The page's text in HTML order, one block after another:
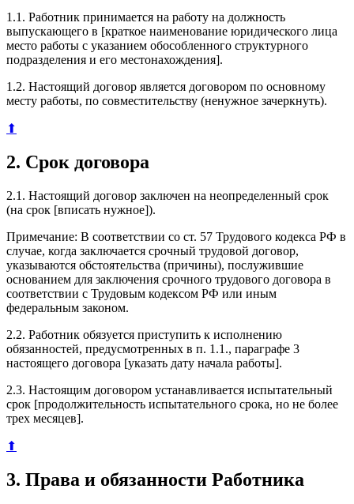
1.1. Работник принимается на работу на должность
выпускающего в [краткое наименование юридического лица
место работы с указанием обособленного структурного
подразделения и его местонахождения].
1.2. Настоящий договор является договором по основному
месту работы, по совместительству (ненужное зачеркнуть).
⬆
2. Срок договора
2.1. Настоящий договор заключен на неопределенный срок
(на срок [вписать нужное]).
Примечание: В соответствии со ст. 57 Трудового кодекса РФ в
случае, когда заключается срочный трудовой договор,
указываются обстоятельства (причины), послужившие
основанием для заключения срочного трудового договора в
соответствии с Трудовым кодексом РФ или иным
федеральным законом.
2.2. Работник обязуется приступить к исполнению
обязанностей, предусмотренных в п. 1.1., параграфе 3
настоящего договора [указать дату начала работы].
2.3. Настоящим договором устанавливается испытательный
срок [продолжительность испытательного срока, но не более
трех месяцев].
⬆
3. Права и обязанности Работника